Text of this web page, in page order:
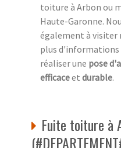
toiture à Arbon ou
Haute-Garonne.
également à visiter
plus d'informations
réaliser une pose
efficaceet durable.
Fuite toiture à